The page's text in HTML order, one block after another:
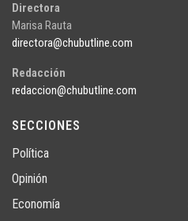
Directora
Marisa Rauta
directora@chubutline.com
Redacción
redaccion@chubutline.com
SECCIONES
Política
Opinión
Economía